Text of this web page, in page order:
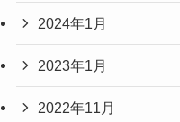
2024年1月
2023年1月
2022年11月